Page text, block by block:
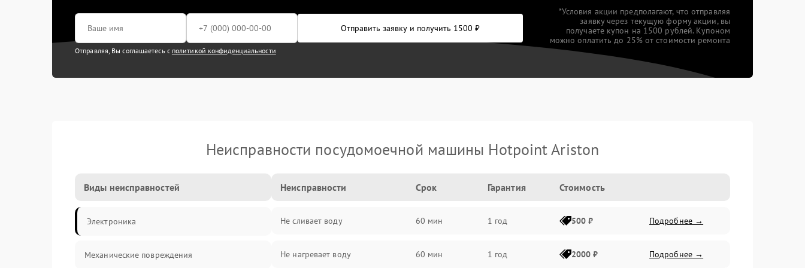
Отправить заявку и получить 1500 ₽
Отправляя, Вы соглашаетесь с политикой конфиденциальности
*Условия акции предполагают, что отправляя
заявку через текущую форму акции, вы
получаете купон на 1500 рублей. Купоном
можно оплатить до 25% от стоимости ремонта
Неисправности посудомоечной машины Hotpoint Ariston
Виды неисправностей
Электроника
Механические повреждения
Неисправности Срок Гарантия Стоимость
Не сливает воду 60 мин 1 год 500 ₽ Подробнее →
Не нагревает воду 60 мин 1 год 2000 ₽ Подробнее →